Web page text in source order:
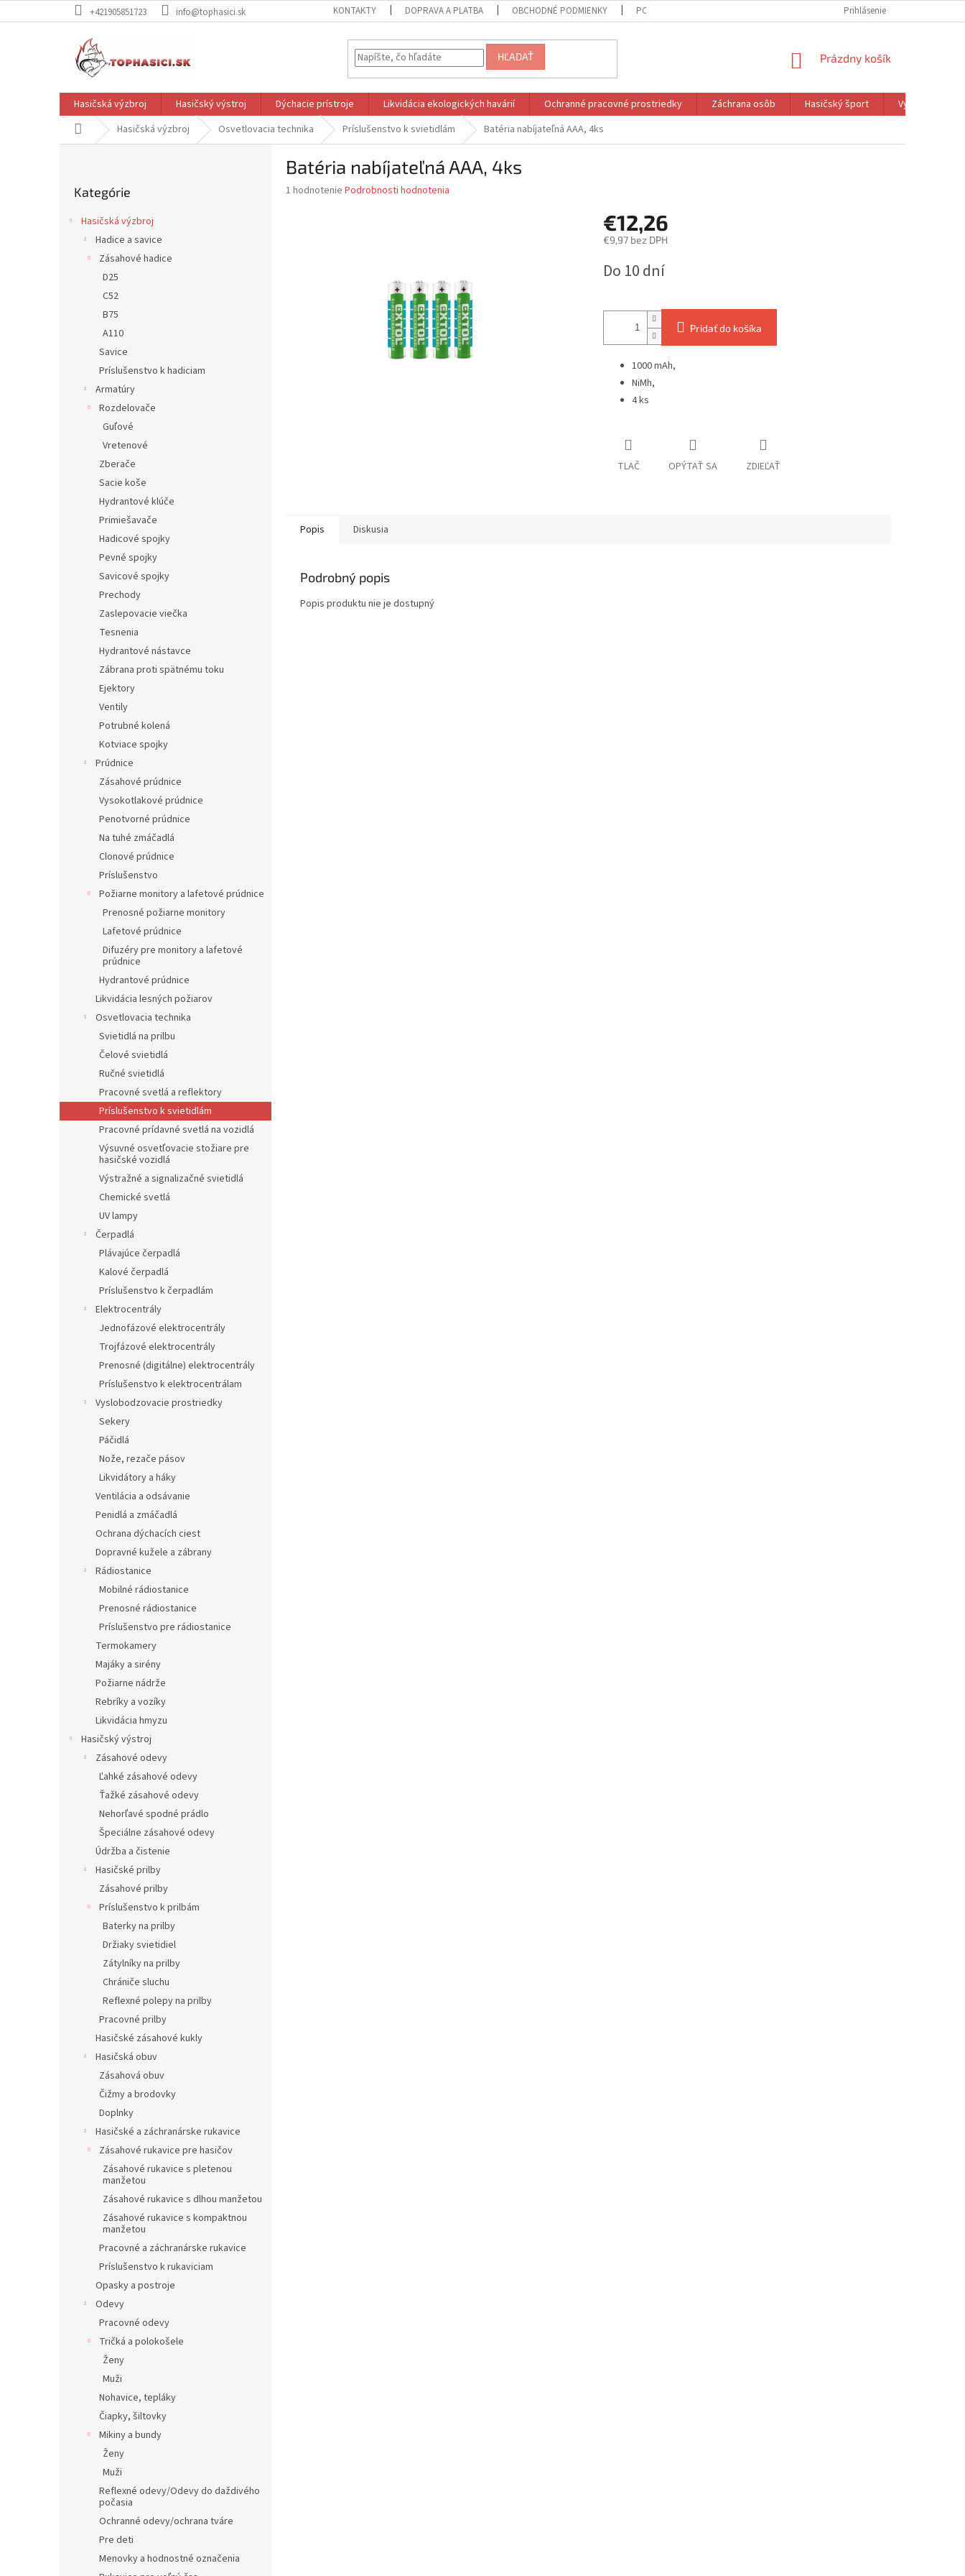
na
+421905851723 info@tophasici.sk KONTAKTY DOPRAVA A PLATBA OBCHODNÉ PODMIENKY PODMIENKY OCHRANY OSOBNÝCH ÚDAJOV Prihlásenie
HĽADAŤ
NÁKUPNÝ
Prázdny košík
Hasičská výzbroj Hasičský výstroj Dýchacie prístroje Likvidácia ekologických havárií Ochranné pracovné prostriedky Záchrana osôb Hasičský šport
Vybavenie
DomovHasičská výzbroj Osvetlovacia technika Príslušenstvo k svietidlám Batéria nabíjateľná AAA, 4ks
kategórie
Kategórie
Hasičská výzbroj
Hadice a savice
Zásahové hadice
D25
C52
B75
A110
Savice
Príslušenstvo k hadiciam
Armatúry
Rozdelovače
Guľové
Vretenové
Zberače
Sacie koše
Hydrantové klúče
Primiešavače
Hadicové spojky
Pevné spojky
Savicové spojky
Prechody
Zaslepovacie viečka
Tesnenia
Hydrantové nástavce
Zábrana proti spätnému toku
Ejektory
Ventily
Potrubné kolená
Kotviace spojky
Prúdnice
Zásahové prúdnice
Vysokotlakové prúdnice
Penotvorné prúdnice
Na tuhé zmáčadlá
Clonové prúdnice
Príslušenstvo
Požiarne monitory a lafetové prúdnice
Prenosné požiarne monitory
Lafetové prúdnice
Difuzéry pre monitory a lafetové
prúdnice
Hydrantové prúdnice
Likvidácia lesných požiarov
Osvetlovacia technika
Svietidlá na prilbu
Čelové svietidlá
Ručné svietidlá
Pracovné svetlá a reflektory
Príslušenstvo k svietidlám
Pracovné prídavné svetlá na vozidlá
Výsuvné osvetľovacie stožiare pre
hasičské vozidlá
Výstražné a signalizačné svietidlá
Chemické svetlá
UV lampy
Čerpadlá
Plávajúce čerpadlá
Kalové čerpadlá
Príslušenstvo k čerpadlám
Elektrocentrály
Jednofázové elektrocentrály
Trojfázové elektrocentrály
Prenosné (digitálne) elektrocentrály
Príslušenstvo k elektrocentrálam
Vyslobodzovacie prostriedky
Sekery
Páčidlá
Nože, rezače pásov
Likvidátory a háky
Ventilácia a odsávanie
Penidlá a zmáčadlá
Ochrana dýchacích ciest
Dopravné kužele a zábrany
Rádiostanice
Mobilné rádiostanice
Prenosné rádiostanice
Príslušenstvo pre rádiostanice
Termokamery
Majáky a sirény
Požiarne nádrže
Rebríky a vozíky
Likvidácia hmyzu
Hasičský výstroj
Zásahové odevy
Ľahké zásahové odevy
Ťažké zásahové odevy
Nehorľavé spodné prádlo
Špeciálne zásahové odevy
Údržba a čistenie
Hasičské prilby
Zásahové prilby
Príslušenstvo k prilbám
Baterky na prilby
Držiaky svietidiel
Zátylníky na prilby
Chrániče sluchu
Reflexné polepy na prilby
Pracovné prilby
Hasičské zásahové kukly
Hasičská obuv
Zásahová obuv
Čižmy a brodovky
Doplnky
Hasičské a záchranárske rukavice
Zásahové rukavice pre hasičov
Zásahové rukavice s pletenou
manžetou
Zásahové rukavice s dlhou manžetou
Zásahové rukavice s kompaktnou
manžetou
Pracovné a záchranárske rukavice
Príslušenstvo k rukaviciam
Opasky a postroje
Odevy
Pracovné odevy
Tričká a polokošele
Ženy
Muži
Nohavice, tepláky
Čiapky, šiltovky
Mikiny a bundy
Ženy
Muži
Reflexné odevy/Odevy do daždivého
počasia
Ochranné odevy/ochrana tváre
Pre deti
Menovky a hodnostné označenia
Batéria nabíjateľná AAA, 4ks
Priemerné
1 hodnotenie Podrobnosti hodnotenia
€12,26
€9,97 bez DPH
cena:
Do 10 dní
Pridať do košíka
1000 mAh,
NiMh,
4 ks
TLAČ OPÝTAŤ SA ZDIEĽAŤ
Popis Diskusia
Podrobný popis
Popis produktu nie je dostupný